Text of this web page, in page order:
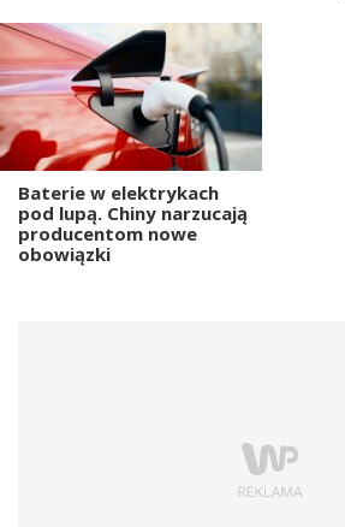
Baterie w elektrykach
pod lupą. Chiny narzucają
producentom nowe
obowiązki